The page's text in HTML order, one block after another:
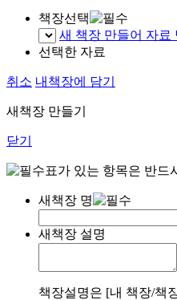
책장선택
새 책장 만들어 자료
선택한 자료
취소 내책장에 담기
새책장 만들기
닫기
표가 있는 항목은 반드
새책장 명
새책장 설명
책장설명은 [내 책장/책